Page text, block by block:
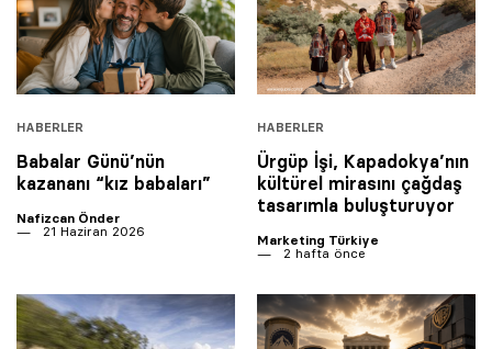
HABERLER
Babalar Günü’nün
kazananı “kız babaları”
Nafizcan Önder
21 Haziran 2026
HABERLER
Ürgüp İşi, Kapadokya’nın
kültürel mirasını çağdaş
tasarımla buluşturuyor
Marketing Türkiye
2 hafta önce